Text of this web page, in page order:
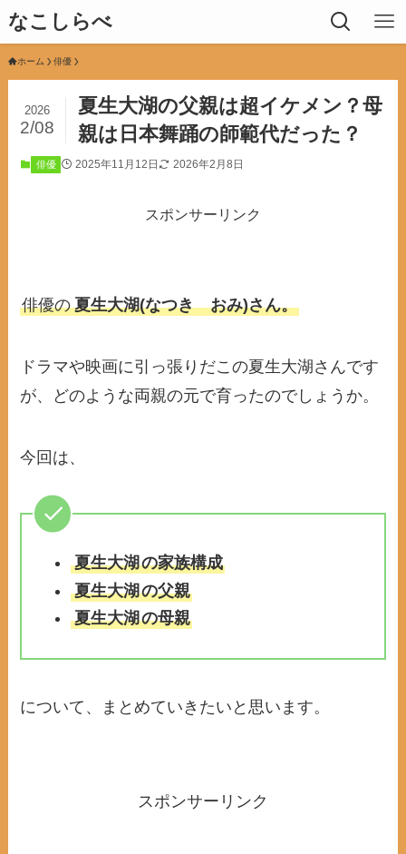
なこしらべ
ホーム 俳優
夏生大湖の父親は超イケメン？母
親は日本舞踊の師範代だった？
2026
2/08
俳優 2025年11月12日 2026年2月8日
スポンサーリンク
俳優の 夏生大湖(なつき おみ)さん。
ドラマや映画に引っ張りだこの夏生大湖さんです
が、どのような両親の元で育ったのでしょうか。
今回は、
夏生大湖の家族構成
夏生大湖の父親
夏生大湖の母親
について、まとめていきたいと思います。
スポンサーリンク